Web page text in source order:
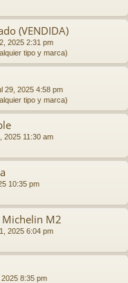
(VENDIDA)
2025 2:31 pm
tipo y marca)
29, 2025 4:58 pm
tipo y marca)
2025 11:30 am
10:35 pm
M2
2025 6:04 pm
8:35 pm